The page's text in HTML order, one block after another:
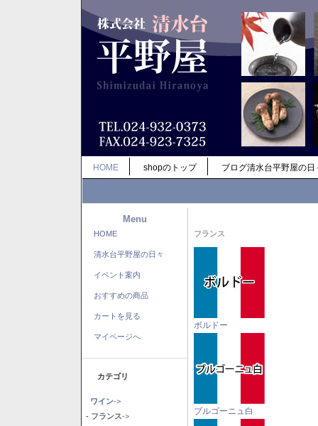
HOME shopのトップ ブログ清水台平野屋の日
Menu
HOME
清水台平野屋の日々
イベント案内
おすすめの商品
カートを見る
マイページへ
カテゴリ
ワイン->
- フランス->
フランス
ボルドー
ブルゴーニュ白